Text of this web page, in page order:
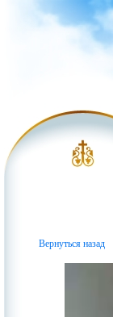
Вернуться назад